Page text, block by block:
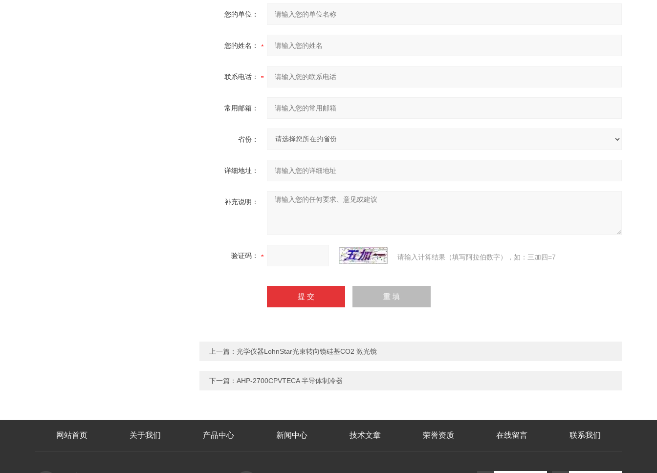
您的单位：
您的姓名：
联系电话：
常用邮箱：
省份：
详细地址：
补充说明：
验证码： 请输入计算结果（填写阿拉伯数字），如：三加四=7
上一篇： 光学仪器LohnStar光束转向镜硅基CO2 激光镜
下一篇： AHP-2700CPVTECA 半导体制冷器
网站首页 关于我们 产品中心 新闻中心 技术文章 荣誉资质 在线留言 联系我们